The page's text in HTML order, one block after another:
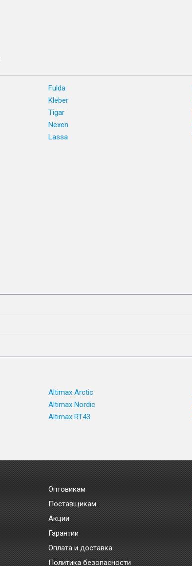
Fulda
Kleber
Tigar
Nexen
Lassa
Altimax Arctic
Altimax Nordic
Altimax RT43
Оптовикам
Поставщикам
Акции
Гарантии
Оплата и доставка
Политика безопасности